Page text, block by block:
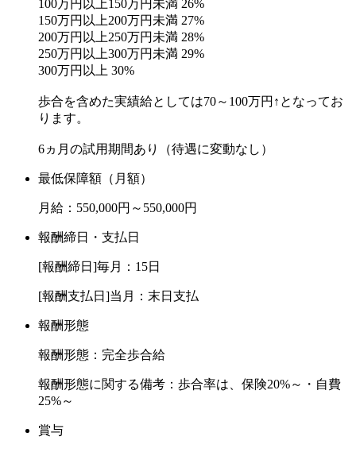
100万円以上150万円未満 26%
150万円以上200万円未満 27%
200万円以上250万円未満 28%
250万円以上300万円未満 29%
300万円以上 30%
歩合を含めた実績給としては70～100万円↑となってお
ります。
6ヵ月の試用期間あり（待遇に変動なし）
最低保障額（月額）
月給：550,000円～550,000円
報酬締日・支払日
[報酬締日]毎月：15日
[報酬支払日]当月：末日支払
報酬形態
報酬形態：完全歩合給
報酬形態に関する備考：歩合率は、保険20%～・自費
25%～
賞与